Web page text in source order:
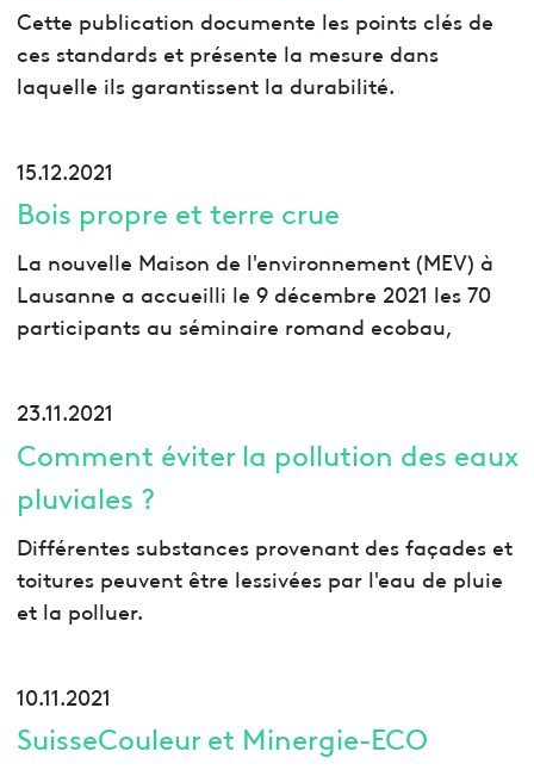
Cette publication documente les points clés de
ces standards et présente la mesure dans
laquelle ils garantissent la durabilité.
15.12.2021
Bois propre et terre crue
La nouvelle Maison de l'environnement (MEV) à
Lausanne a accueilli le 9 décembre 2021 les 70
participants au séminaire romand ecobau,
23.11.2021
Comment éviter la pollution des eaux
pluviales ?
Différentes substances provenant des façades et
toitures peuvent être lessivées par l'eau de pluie
et la polluer.
10.11.2021
SuisseCouleur et Minergie-ECO